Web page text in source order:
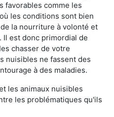
favorables comme les
les conditions sont bien
la nourriture à volonté et
est donc primordial de
chasser de votre
nuisibles ne fassent des
à des maladies.
les animaux nuisibles
les problématiques qu'ils